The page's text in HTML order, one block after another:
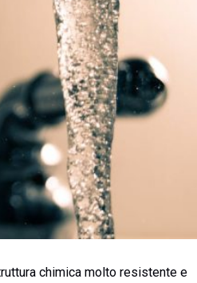
chimica molto resistente e